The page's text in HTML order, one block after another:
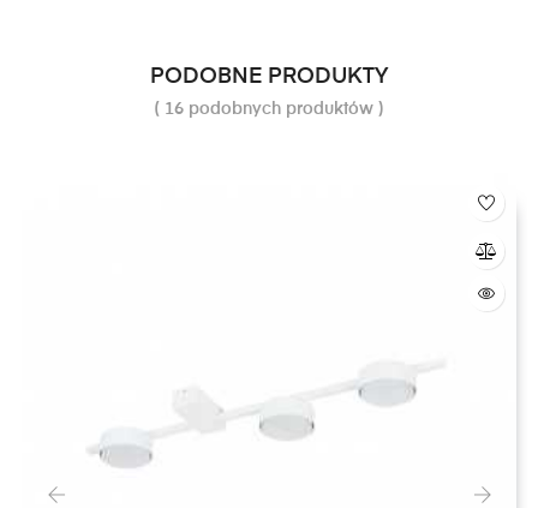
PODOBNE PRODUKTY
( 16 podobnych produktów )